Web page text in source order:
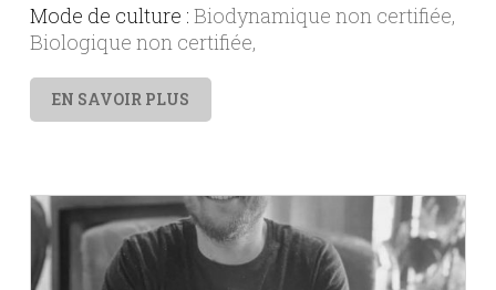
Mode de culture : Biodynamique non certifiée
Biologique non certifiée
EN SAVOIR PLUS